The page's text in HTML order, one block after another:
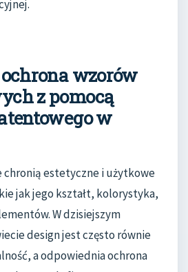
ochrona wzorów
z pomocą
w
chronią estetyczne i użytkowe
jak jego kształt, kolorystyka,
W dzisiejszym
design jest często równie
a odpowiednia ochrona